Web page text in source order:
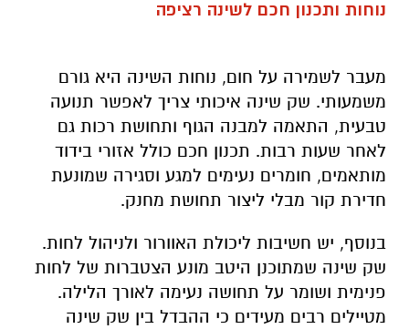
נוחות ותכנון חכם לשינה רציפה
מעבר לשמירה על חום, נוחות השינה היא גורם
משמעותי. שק שינה איכותי צריך לאפשר תנועה
טבעית, התאמה למבנה הגוף ותחושת רכות גם
לאחר שעות רבות. תכנון חכם כולל אזורי בידוד
מותאמים, חומרים נעימים למגע וסגירה שמונעת
חדירת קור מבלי ליצור תחושת מחנק.
בנוסף, יש חשיבות ליכולת האוורור ולניהול לחות.
שק שינה שמתוכנן היטב מונע הצטברות של לחות
פנימית ושומר על תחושה נעימה לאורך הלילה.
מטיילים רבים מעידים כי ההבדל בין שק שינה